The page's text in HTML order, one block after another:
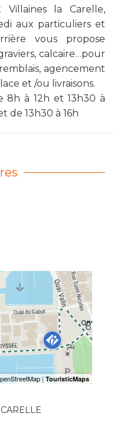
la Carelle,
aux particuliers et
vous propose
calcaire…pour
agencement
et /ou livraisons.
à 12h et 13h30 à
de 13h30 à 16h